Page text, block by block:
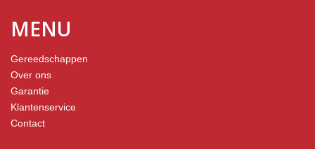
MENU
Gereedschappen
Over ons
Garantie
Klantenservice
Contact